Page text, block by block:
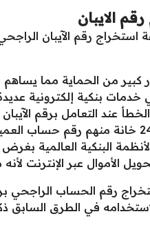
الايبان
استخراج رقم الآيبان
من الحماية مما يساهم
بنكية إلكترونية
عند التعامل برقم
البنكية العالمية بغرض
الأموال عبر الإنترنت
رقم الحساب الراجحي
في الطرق السابق